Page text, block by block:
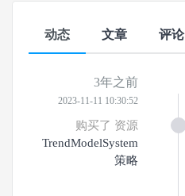
动态 文章 评论
3年之前
2023-11-11 10:30:52
购买了 资源
TrendModelSystem
策略